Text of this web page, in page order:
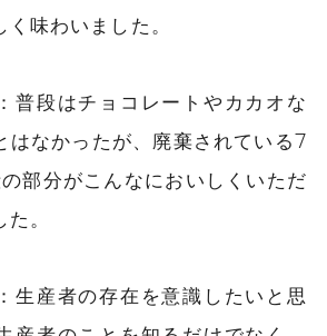
味わいました。
普段はチョコレートやカカオな
はなかったが、廃棄されている7
部分がこんなにおいしくいただ
。
生産者の存在を意識したいと思